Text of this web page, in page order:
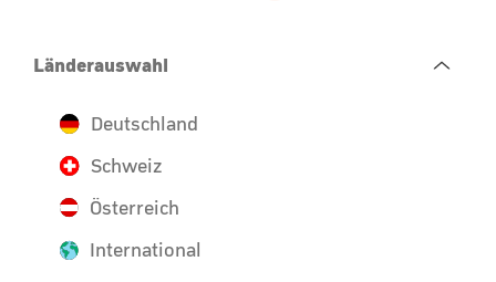
Länderauswahl
Deutschland
Schweiz
Österreich
International